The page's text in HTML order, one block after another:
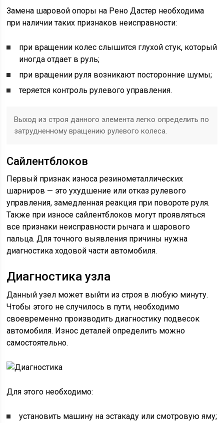
Замена шаровой опоры на Рено Дастер необходима
при наличии таких признаков неисправности:
при вращении колес слышится глухой стук, который
иногда отдает в руль;
при вращении руля возникают посторонние шумы;
теряется контроль рулевого управления.
Выход из строя данного элемента легко определить по
затрудненному вращению рулевого колеса.
Сайлентблоков
Первый признак износа резинометаллических
шарниров — это ухудшение или отказ рулевого
управления, замедленная реакция при повороте руля.
Также при износе сайлентблоков могут проявляться
все признаки неисправности рычага и шарового
пальца. Для точного выявления причины нужна
диагностика ходовой части автомобиля.
Диагностика узла
Данный узел может выйти из строя в любую минуту.
Чтобы этого не случилось в пути, необходимо
своевременно производить диагностику подвесок
автомобиля. Износ деталей определить можно
самостоятельно.
Для этого необходимо:
установить машину на эстакаду или смотровую яму;